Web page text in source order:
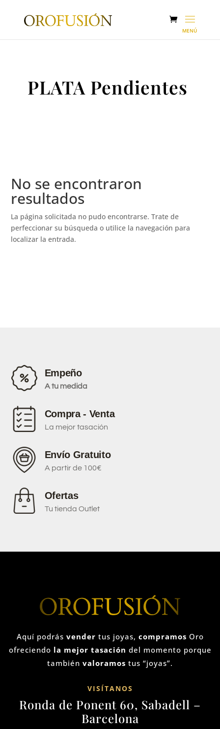
PLATA Pendientes
No se encontraron
resultados
La página solicitada no pudo encontrarse. Trate de
perfeccionar su búsqueda o utilice la navegación para
localizar la entrada.
Empeño
A tu medida
Compra - Venta
La mejor tasación
Envío Gratuito
A partir de 100€
Ofertas
Tu tienda Outlet
Aquí podrás vender tus joyas, compramos Oro
ofreciendo la mejor tasación del momento porque
también valoramos tus “joyas”.
VISÍTANOS
Ronda de Ponent 60, Sabadell –
Barcelona